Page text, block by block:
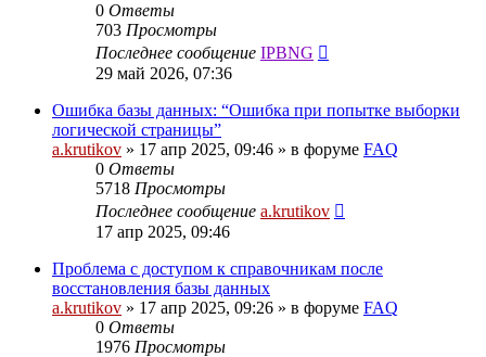
0 Ответы
703 Просмотры
Последнее сообщение IPBNG
29 май 2026, 07:36
Ошибка базы данных: “Ошибка при попытке выборки
логической страницы”
a.krutikov » 17 апр 2025, 09:46 » в форуме FAQ
0 Ответы
5718 Просмотры
Последнее сообщение a.krutikov
17 апр 2025, 09:46
Проблема с доступом к справочникам после
восстановления базы данных
a.krutikov » 17 апр 2025, 09:26 » в форуме FAQ
0 Ответы
1976 Просмотры